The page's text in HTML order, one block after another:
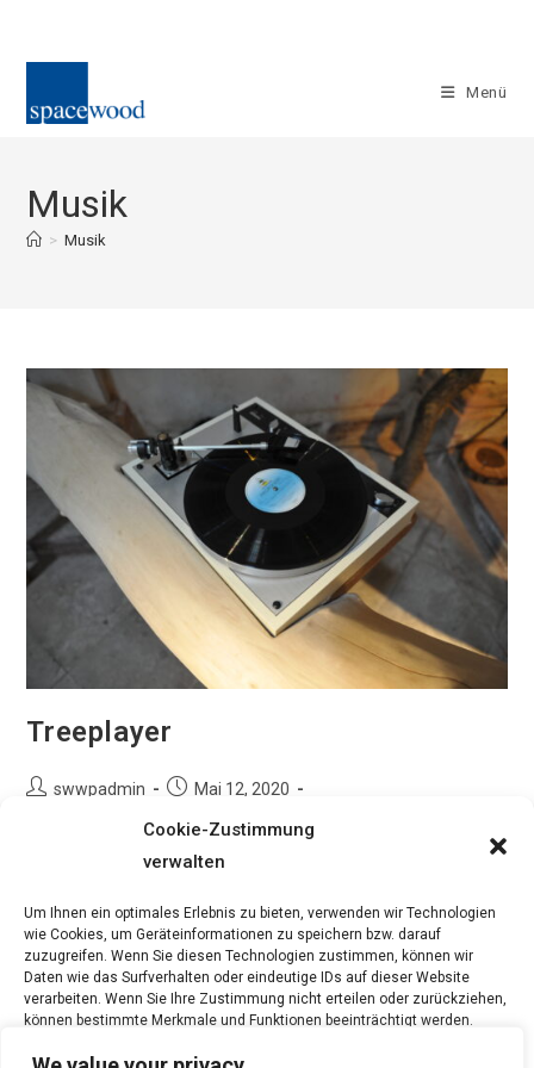
Cookie-Zustimmung
verwalten
Um Ihnen ein optimales Erlebnis zu bieten, verwenden wir Technologien
wie Cookies, um Geräteinformationen zu speichern bzw. darauf
zuzugreifen. Wenn Sie diesen Technologien zustimmen, können wir
Daten wie das Surfverhalten oder eindeutige IDs auf dieser Website
verarbeiten. Wenn Sie Ihre Zustimmung nicht erteilen oder zurückziehen,
können bestimmte Merkmale und Funktionen beeinträchtigt werden.
Menü
Musik
> Musik
Treeplayer
Beitrags-
swwpadmin
BeitragMai 12, 2020
Interior Design Möbel & Objekte
PROJEKTEN Weitere Projekte:
Weiterlesen Treeplayer